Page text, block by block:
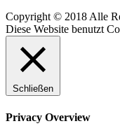
Copyright © 2018 Alle
Diese Website benutzt
Schließen
Privacy Overview